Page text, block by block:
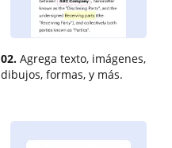
02. Agrega texto, imágenes,
dibujos, formas, y más.